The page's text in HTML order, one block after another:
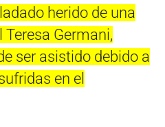
herido de una
Germani,
ser asistido debido a
en el